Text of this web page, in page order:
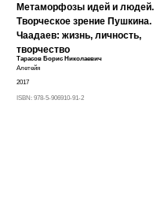
Метаморфозы идей и людей.
Творческое зрение Пушкина.
Чаадаев: жизнь, личность,
творчество
Тарасов Борис Николаевич
Алетейя
2017
ISBN: 978-5-906910-91-2